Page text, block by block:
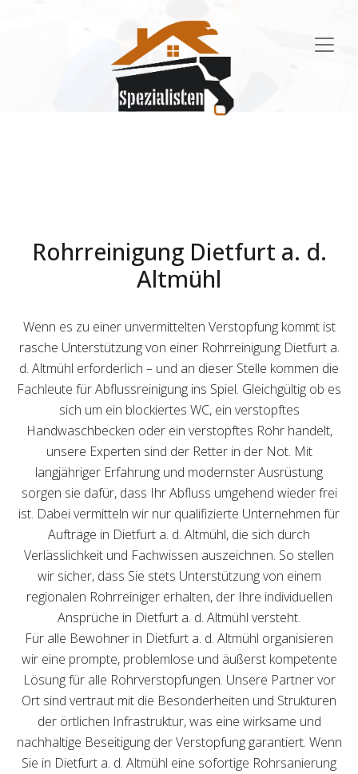
Rohrreinigung Dietfurt a. d.
Altmühl
Wenn es zu einer unvermittelten Verstopfung kommt ist
rasche Unterstützung von einer Rohrreinigung Dietfurt a.
d. Altmühl erforderlich – und an dieser Stelle kommen die
Fachleute für Abflussreinigung ins Spiel. Gleichgültig ob es
sich um ein blockiertes WC, ein verstopftes
Handwaschbecken oder ein verstopftes Rohr handelt,
unsere Experten sind der Retter in der Not. Mit
langjähriger Erfahrung und modernster Ausrüstung
sorgen sie dafür, dass Ihr Abfluss umgehend wieder frei
ist. Dabei vermitteln wir nur qualifizierte Unternehmen für
Aufträge in Dietfurt a. d. Altmühl, die sich durch
Verlässlichkeit und Fachwissen auszeichnen. So stellen
wir sicher, dass Sie stets Unterstützung von einem
regionalen Rohrreiniger erhalten, der Ihre individuellen
Ansprüche in Dietfurt a. d. Altmühl versteht.
Für alle Bewohner in Dietfurt a. d. Altmühl organisieren
wir eine prompte, problemlose und äußerst kompetente
Lösung für alle Rohrverstopfungen. Unsere Partner vor
Ort sind vertraut mit die Besonderheiten und Strukturen
der örtlichen Infrastruktur, was eine wirksame und
nachhaltige Beseitigung der Verstopfung garantiert. Wenn
Sie in Dietfurt a. d. Altmühl eine sofortige Rohrsanierung